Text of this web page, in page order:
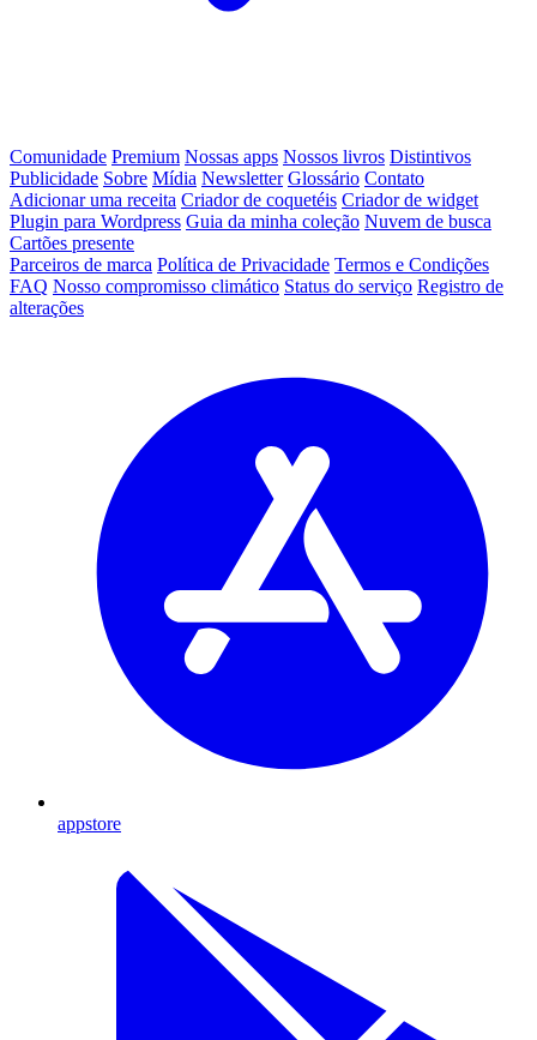
Comunidade Premium Nossas apps Nossos livros Distintivos
Publicidade Sobre Mídia Newsletter Glossário Contato
Adicionar uma receita Criador de coquetéis Criador de widget
Plugin para Wordpress Guia da minha coleção Nuvem de busca
Cartões presente
Parceiros de marca Política de Privacidade Termos e Condições
FAQ Nosso compromisso climático Status do serviço Registro de
alterações
appstore